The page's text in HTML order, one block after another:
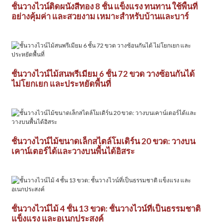
ชั้นวางไวน์ติดผนังสีทอง 8 ชั้น แข็งแรง ทนทาน ใช้พื้นที่
อย่างคุ้มค่า และสวยงาม เหมาะสำหรับบ้านและบาร์
ชั้นวางไวน์ไม้สนพรีเมียม 6 ชั้น 72 ขวด วางซ้อนกันได้
ไม่โยกเยก และประหยัดพื้นที่
ชั้นวางไวน์ไม้ขนาดเล็กสไตล์โมเดิร์น 20 ขวด: วางบน
เคาน์เตอร์ได้และวางบนพื้นได้อิสระ
ชั้นวางไวน์ไม้ 4 ชั้น 13 ขวด: ชั้นวางไวน์ที่เป็นธรรมชาติ
แข็งแรง และอเนกประสงค์